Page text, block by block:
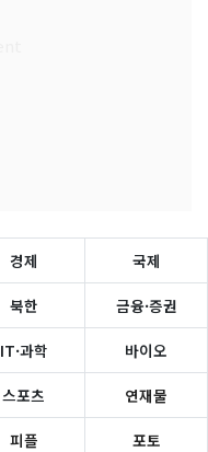
경제 국제
북한 금융·증권
IT·과학 바이오
스포츠 연재물
피플 포토